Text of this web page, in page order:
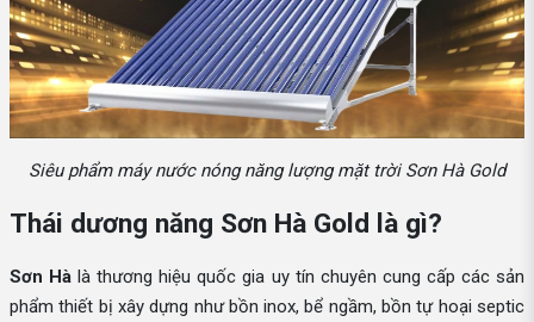
Siêu phẩm máy nước nóng năng lượng mặt trời Sơn Hà Gold
Thái dương năng Sơn Hà Gold là gì?
Sơn Hà là thương hiệu quốc gia uy tín chuyên cung cấp các sản
phẩm thiết bị xây dựng như bồn inox, bể ngầm, bồn tự hoại septic